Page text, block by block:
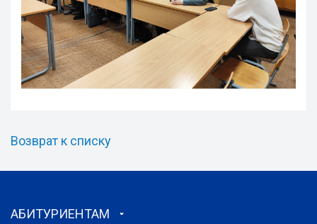
Возврат к списку
АБИТУРИЕНТАМ